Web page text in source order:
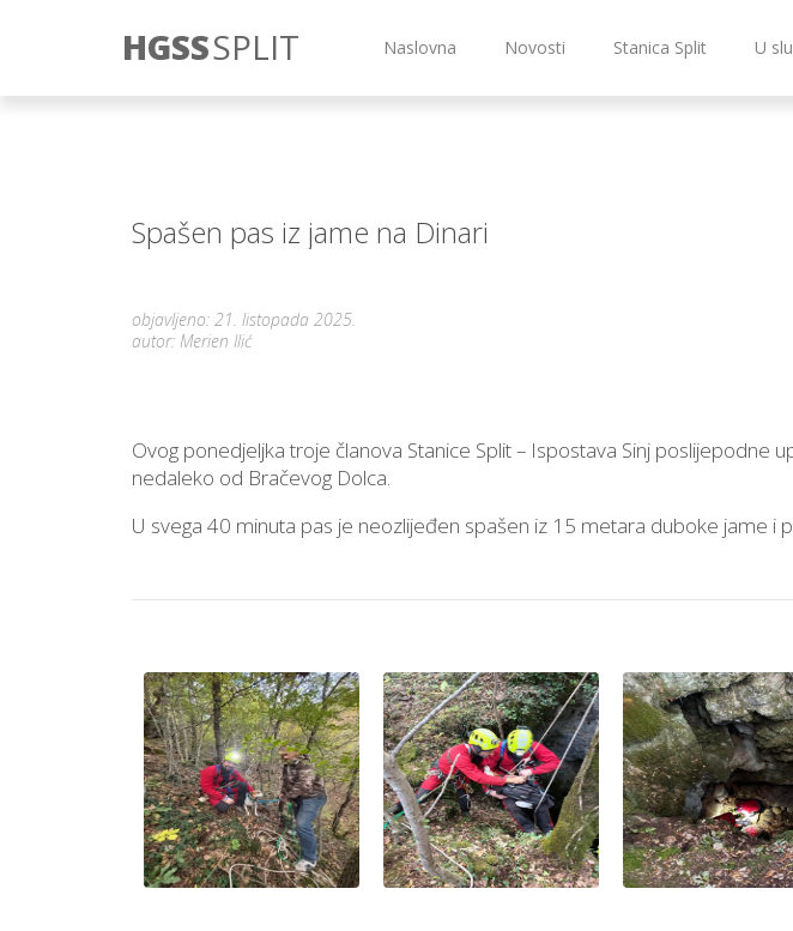
HGSSSPLIT Naslovna Novosti Stanica Split U
Spašen pas iz jame na Dinari
objavljeno: 21. listopada 2025.
autor: Merien Ilić
Ovog ponedjeljka troje članova Stanice Split – Ispostava Sinj
nedaleko od Bračevog Dolca.
U svega 40 minuta pas je neozlijeđen spašen iz 15 metara duboke jame i